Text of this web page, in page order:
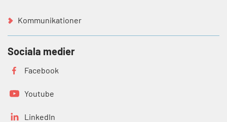
Kommunikationer
Sociala medier
Facebook
Youtube
LinkedIn